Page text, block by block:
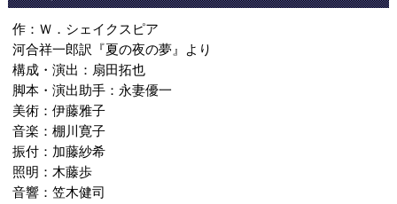
作：Ｗ．シェイクスピア
河合祥一郎訳『夏の夜の夢』より
構成・演出：扇田拓也
脚本・演出助手：永妻優一
美術：伊藤雅子
音楽：棚川寛子
振付：加藤紗希
照明：木藤歩
音響：笠木健司